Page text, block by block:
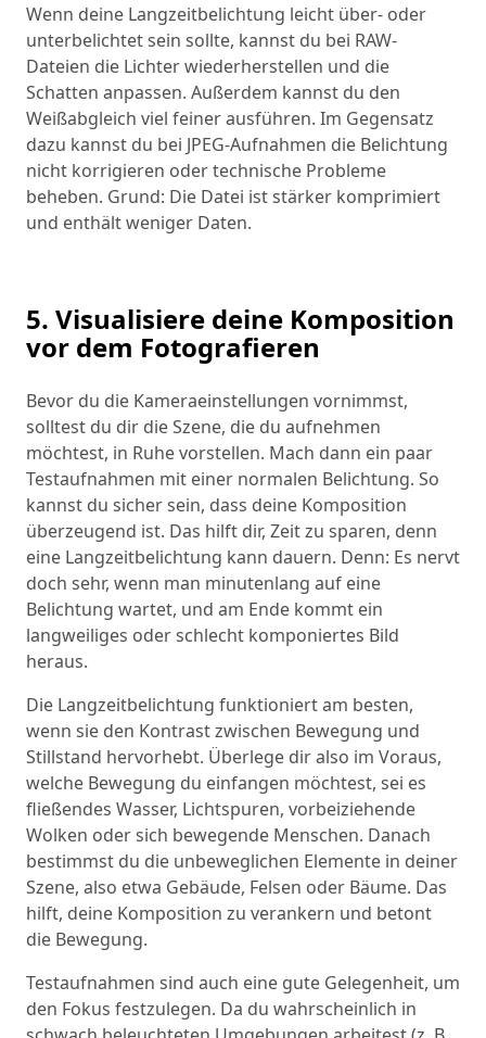
Wenn deine Langzeitbelichtung leicht über- oder
unterbelichtet sein sollte, kannst du bei RAW-
Dateien die Lichter wiederherstellen und die
Schatten anpassen. Außerdem kannst du den
Weißabgleich viel feiner ausführen. Im Gegensatz
dazu kannst du bei JPEG-Aufnahmen die Belichtung
nicht korrigieren oder technische Probleme
beheben. Grund: Die Datei ist stärker komprimiert
und enthält weniger Daten.
5. Visualisiere deine Komposition
vor dem Fotografieren
Bevor du die Kameraeinstellungen vornimmst,
solltest du dir die Szene, die du aufnehmen
möchtest, in Ruhe vorstellen. Mach dann ein paar
Testaufnahmen mit einer normalen Belichtung. So
kannst du sicher sein, dass deine Komposition
überzeugend ist. Das hilft dir, Zeit zu sparen, denn
eine Langzeitbelichtung kann dauern. Denn: Es nervt
doch sehr, wenn man minutenlang auf eine
Belichtung wartet, und am Ende kommt ein
langweiliges oder schlecht komponiertes Bild
heraus.
Die Langzeitbelichtung funktioniert am besten,
wenn sie den Kontrast zwischen Bewegung und
Stillstand hervorhebt. Überlege dir also im Voraus,
welche Bewegung du einfangen möchtest, sei es
fließendes Wasser, Lichtspuren, vorbeiziehende
Wolken oder sich bewegende Menschen. Danach
bestimmst du die unbeweglichen Elemente in deiner
Szene, also etwa Gebäude, Felsen oder Bäume. Das
hilft, deine Komposition zu verankern und betont
die Bewegung.
Testaufnahmen sind auch eine gute Gelegenheit, um
den Fokus festzulegen. Da du wahrscheinlich in